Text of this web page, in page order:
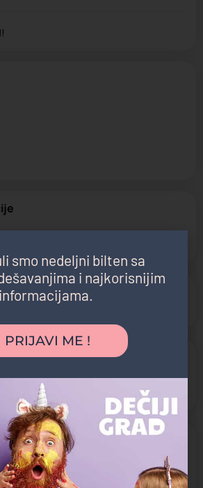
Obilazak i razgledanje
smo nedeljni bilten sa
i najkorisnijim
informacijama.
PRIJAVI ME !